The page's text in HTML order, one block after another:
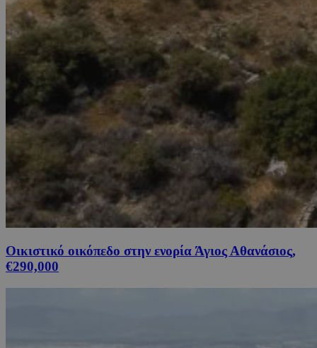
Οικιστικό οικόπεδο στην ενορία Άγιος Αθανάσιος,
€290,000